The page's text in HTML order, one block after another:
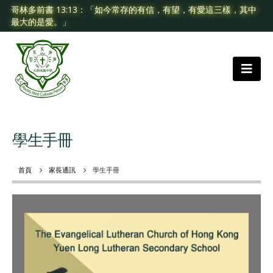
哥林多前書 13:13：「如今常存的有信，有望，有愛這三樣，其中
最大的是愛。」
首頁 家長通訊 學生手冊
學生手冊